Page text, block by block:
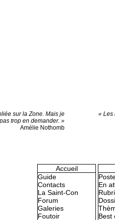
sur la Zone. Mais je
trop en demander. »
Amélie Nothomb
« Les
Accueil
Guide
Contacts
La Saint-Con
Forum
Galeries
Foutoir
En
Best